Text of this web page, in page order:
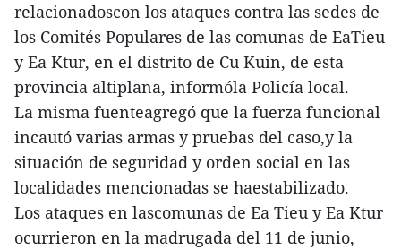
relacionadoscon los ataques contra las sedes de
los Comités Populares de las comunas de EaTieu
y Ea Ktur, en el distrito de Cu Kuin, de esta
provincia altiplana, informóla Policía local.
La misma fuenteagregó que la fuerza funcional
incautó varias armas y pruebas del caso,y la
situación de seguridad y orden social en las
localidades mencionadas se haestabilizado.
Los ataques en lascomunas de Ea Tieu y Ea Ktur
ocurrieron en la madrugada del 11 de junio,